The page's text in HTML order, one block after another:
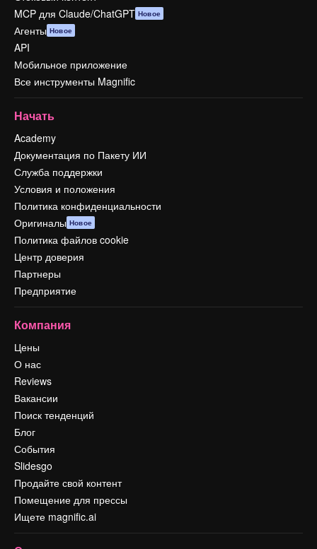
MCP для Claude/ChatGPT Новое
Агенты Новое
API
Мобильное приложение
Все инструменты Magnific
Начать
Academy
Документация по Пакету ИИ
Служба поддержки
Условия и положения
Политика конфиденциальности
Оригиналы Новое
Политика файлов cookie
Центр доверия
Партнеры
Предприятие
Компания
Цены
О нас
Reviews
Вакансии
Поиск тенденций
Блог
События
Slidesgo
Продайте свой контент
Помещение для прессы
Ищете magnific.ai